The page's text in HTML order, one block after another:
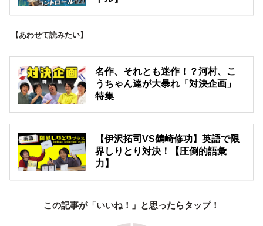
【あわせて読みたい】
名作、それとも迷作！？河村、こ
うちゃん達が大暴れ「対決企画」
特集
【伊沢拓司VS鶴崎修功】英語で限
界しりとり対決！【圧倒的語彙
力】
この記事が「いいね！」と思ったらタップ！